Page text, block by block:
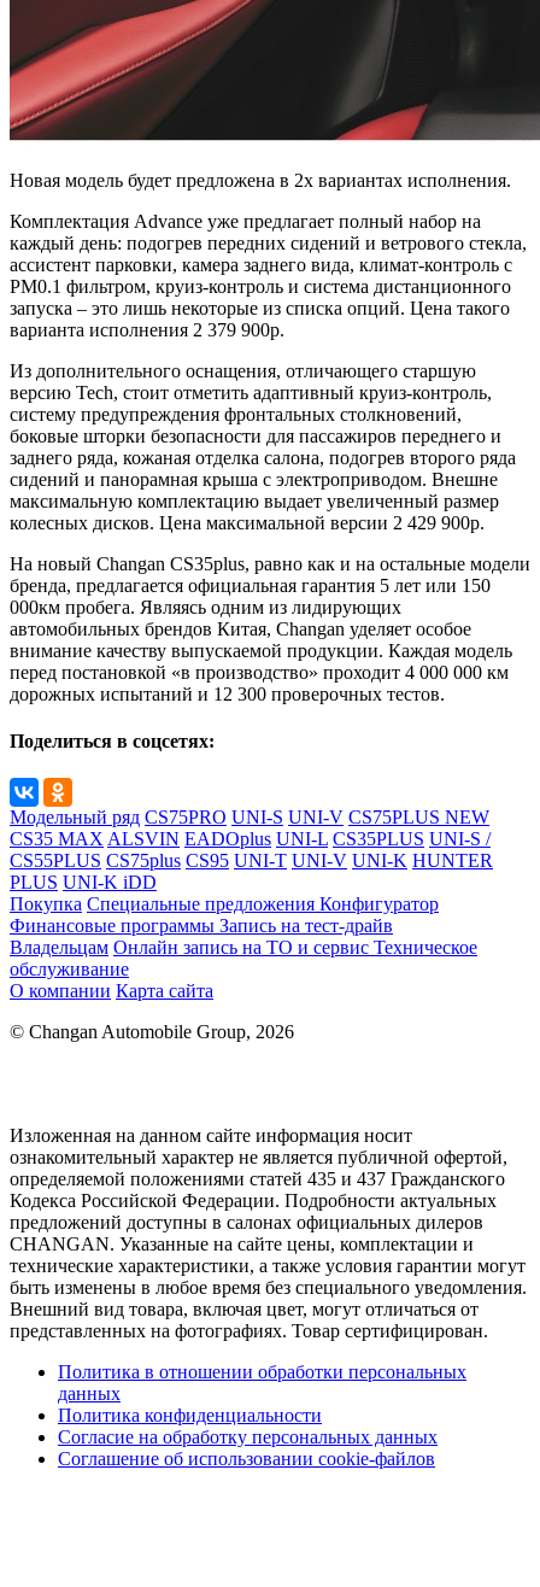
Новая модель будет предложена в 2х вариантах исполнения.
Комплектация Advance уже предлагает полный набор на
каждый день: подогрев передних сидений и ветрового стекла,
ассистент парковки, камера заднего вида, климат-контроль с
PM0.1 фильтром, круиз-контроль и система дистанционного
запуска – это лишь некоторые из списка опций. Цена такого
варианта исполнения 2 379 900р.
Из дополнительного оснащения, отличающего старшую
версию Tech, стоит отметить адаптивный круиз-контроль,
систему предупреждения фронтальных столкновений,
боковые шторки безопасности для пассажиров переднего и
заднего ряда, кожаная отделка салона, подогрев второго ряда
сидений и панорамная крыша с электроприводом. Внешне
максимальную комплектацию выдает увеличенный размер
колесных дисков. Цена максимальной версии 2 429 900р.
На новый Changan CS35plus, равно как и на остальные модели
бренда, предлагается официальная гарантия 5 лет или 150
000км пробега. Являясь одним из лидирующих
автомобильных брендов Китая, Changan уделяет особое
внимание качеству выпускаемой продукции. Каждая модель
перед постановкой «в производство» проходит 4 000 000 км
дорожных испытаний и 12 300 проверочных тестов.
Поделиться в соцсетях:
Модельный ряд CS75PRO UNI-S UNI-V CS75PLUS NEW
CS35 MAX ALSVIN EADOplus UNI-L CS35PLUS UNI-S /
CS55PLUS CS75plus CS95 UNI-T UNI-V UNI-K HUNTER
PLUS UNI-K iDD
Покупка Специальные предложения Конфигуратор
Финансовые программы Запись на тест-драйв
Владельцам Онлайн запись на ТО и сервис Техническое
обслуживание
О компании Карта сайта
© Changan Automobile Group, 2026
Изложенная на данном сайте информация носит
ознакомительный характер не является публичной офертой,
определяемой положениями статей 435 и 437 Гражданского
Кодекса Российской Федерации. Подробности актуальных
предложений доступны в салонах официальных дилеров
CHANGAN. Указанные на сайте цены, комплектации и
технические характеристики, а также условия гарантии могут
быть изменены в любое время без специального уведомления.
Внешний вид товара, включая цвет, могут отличаться от
представленных на фотографиях. Товар сертифицирован.
Политика в отношении обработки персональных
данных
Политика конфиденциальности
Согласие на обработку персональных данных
Соглашение об использовании cookie-файлов